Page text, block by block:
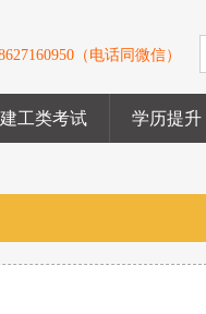
（电话同微信）
工类考试 学历提升